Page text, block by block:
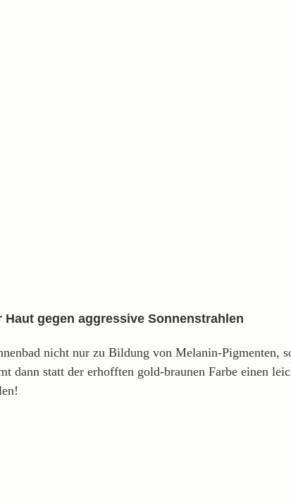
gegen aggressive Sonnenstrahlen
nicht nur zu Bildung von Melanin-Pigmenten,
dann statt der erhofften gold-braunen Farbe einen